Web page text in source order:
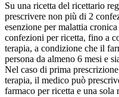
Su una ricetta del ricettario
prescrivere non più di 2
esenzione per malattia
confezioni per ricetta, fino a
terapia, a condizione che il
persona da almeno 6 mesi e
Nel caso di prima
terapia, il medico può
farmaco per ricetta e una sola